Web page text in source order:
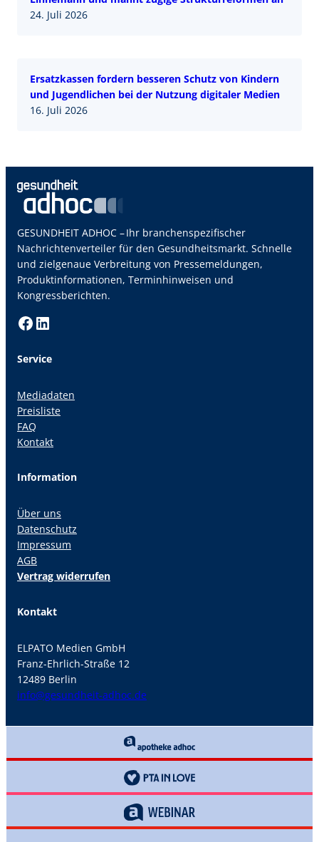
24. Juli 2026
Ersatzkassen fordern besseren Schutz von Kindern
und Jugendlichen bei der Nutzung digitaler Medien
16. Juli 2026
GESUNDHEIT ADHOC – Ihr branchenspezifischer
Nachrichtenverteiler für den Gesundheitsmarkt. Schnelle
und zielgenaue Verbreitung von Pressemeldungen,
Produktinformationen, Terminhinweisen und
Kongressberichten.
Facebook LinkedIn
Service
Mediadaten
Preisliste
FAQ
Kontakt
Information
Über uns
Datenschutz
Impressum
AGB
Vertrag widerrufen
Kontakt
ELPATO Medien GmbH
Franz-Ehrlich-Straße 12
12489 Berlin
info@gesundheit-adhoc.de